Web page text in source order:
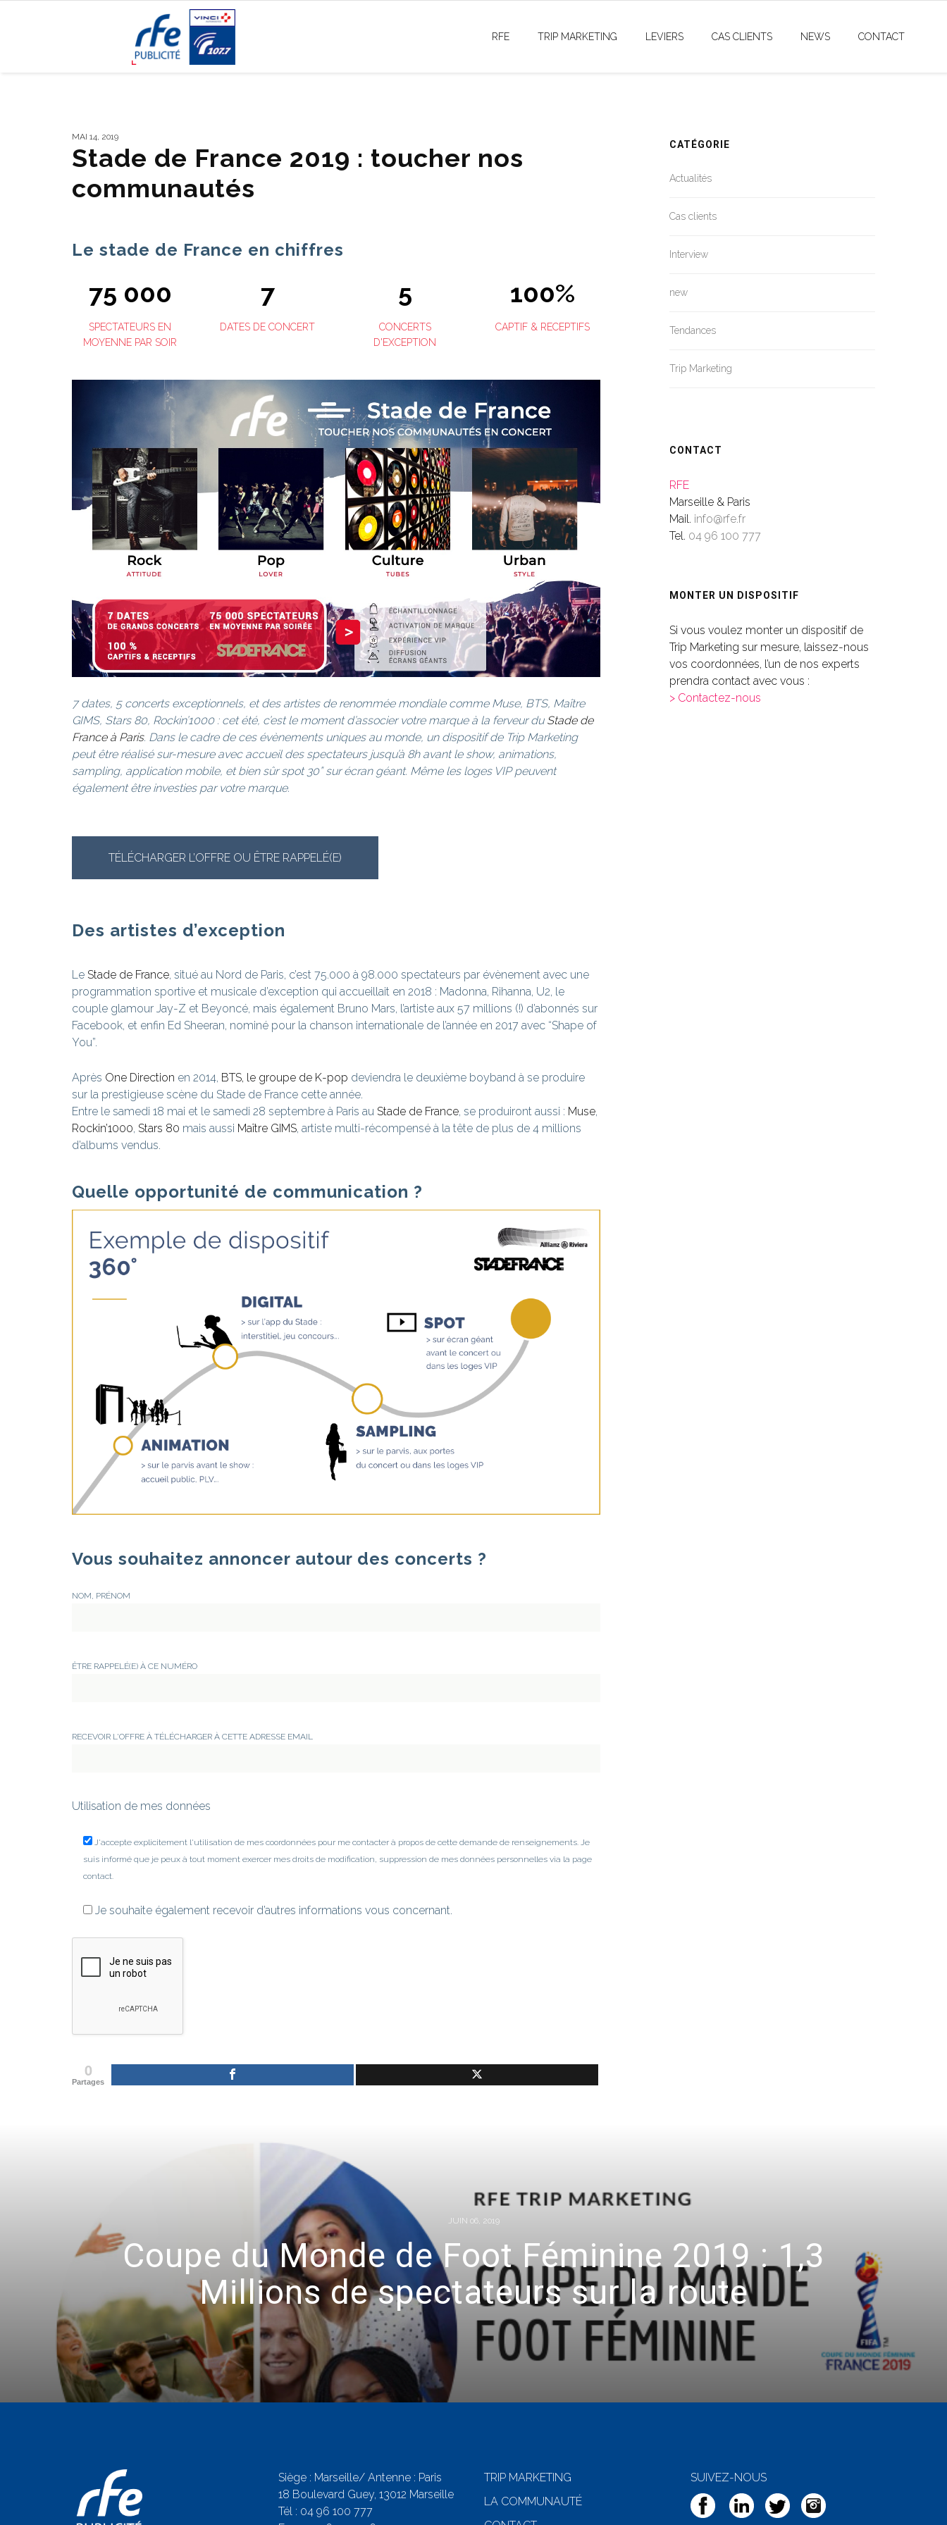
RFE TRIP MARKETING LEVIERS CAS CLIENTS NEWS CONTACT
MAI 14, 2019
Stade de France 2019 : toucher nos
communautés
Le stade de France en chiffres
75 000
SPECTATEURS EN
MOYENNE PAR SOIR
7
DATES DE CONCERT
5
CONCERTS
D'EXCEPTION
100%
CAPTIF & RECEPTIFS
7 dates, 5 concerts exceptionnels, et des artistes de renommée mondiale comme Muse, BTS, Maître
GIMS, Stars 80, Rockin’1000 : cet été, c’est le moment d’associer votre marque à la ferveur duStade de
France à Paris. Dans le cadre de ces évènements uniques au monde, un dispositif de Trip Marketing
peut être réalisé sur-mesure avec accueil des spectateurs jusqu’à 8h avant le show, animations,
sampling, application mobile, et bien sûr spot 30” sur écran géant. Même les loges VIP peuvent
également être investies par votre marque.
TÉLÉCHARGER L’OFFRE OU ÊTRE RAPPELÉ(E)
Des artistes d’exception
Le Stade de France, situé au Nord de Paris, c’est 75.000 à 98.000 spectateurs par évènement avec une
programmation sportive et musicale d’exception qui accueillait en 2018 : Madonna, Rihanna, U2, le
couple glamour Jay-Z et Beyoncé, mais également Bruno Mars, l’artiste aux 57 millions (!) d’abonnés sur
Facebook, et enfin Ed Sheeran, nominé pour la chanson internationale de l’année en 2017 avec “Shape of
You”.
Après One Direction en 2014, BTS, le groupe de K-pop deviendra le deuxième boyband à se produire
sur la prestigieuse scène du Stade de France cette année.
Entre le samedi 18 mai et le samedi 28 septembre à Paris au Stade de France, se produiront aussi : Muse,
Rockin’1000, Stars 80 mais aussi Maître GIMS, artiste multi-récompensé à la tête de plus de 4 millions
d’albums vendus.
Quelle opportunité de communication ?
Vous souhaitez annoncer autour des concerts ?
NOM, PRÉNOM
ÊTRE RAPPELÉ(E) À CE NUMÉRO
RECEVOIR L'OFFRE À TÉLÉCHARGER À CETTE ADRESSE EMAIL
Utilisation de mes données
J'accepte explicitement l'utilisation de mes coordonnées pour me contacter à propos de cette demande de renseignements. Je
suis informé que je peux à tout moment exercer mes droits de modification, suppression de mes données personnelles via la page
contact.
Je souhaite également recevoir d’autres informations vous concernant.
0
Partages
CATÉGORIE
Actualités
Cas clients
Interview
new
Tendances
Trip Marketing
CONTACT
RFE
Marseille & Paris
Mail. info@rfe.fr
Tel. 04 96 100 777
MONTER UN DISPOSITIF
Si vous voulez monter un dispositif de
Trip Marketing sur mesure, laissez-nous
vos coordonnées, l’un de nos experts
prendra contact avec vous :
> Contactez-nous
JUIN 06, 2019
Coupe du Monde de Foot Féminine 2019 : 1,3
Millions de spectateurs sur la route
Siège : Marseille/ Antenne : Paris
18 Boulevard Guey, 13012 Marseille
Tél : 04 96 100 777
TRIP MARKETING
LA COMMUNAUTÉ
SUIVEZ-NOUS